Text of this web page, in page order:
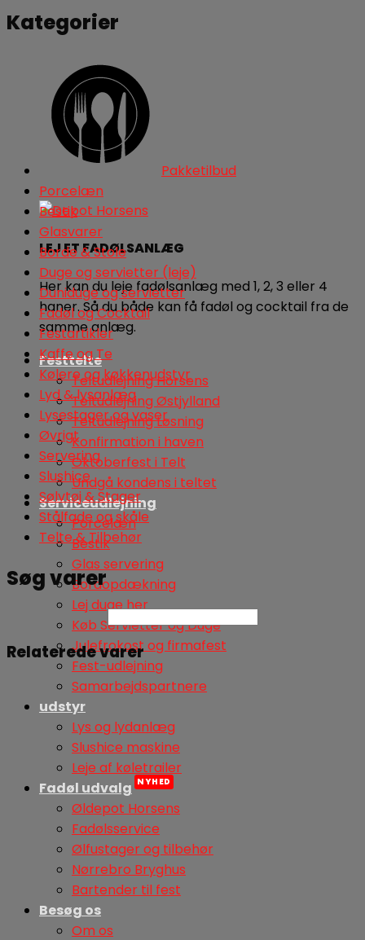
LEJ ET FADØLSANLÆG
Her kan du leje fadølsanlæg med 1, 2, 3 eller 4
haner. Så du både kan få fadøl og cocktail fra de
samme anlæg.
Festtelte
Teltudlejning Horsens
Teltudlejning Østjylland
Teltudlejning Løsning
Konfirmation i haven
Oktoberfest i Telt
Undgå kondens i teltet
Serviceudlejning
Porcelæn
Bestik
Glas servering
Bordopdækning
Lej duge her
Køb Servietter og Duge
Julefrokost og firmafest
Fest-udlejning
Samarbejdspartnere
udstyr
Lys og lydanlæg
Slushice maskine
Leje af køletrailer
Fadøl udvalg
Øldepot Horsens
Fadølsservice
Ølfustager og tilbehør
Nørrebro Bryghus
Bartender til fest
Besøg os
Om os
Kategorier
Pakketilbud
Porcelæn
Bestik
Glasvarer
Borde & Stole
Duge og servietter (leje)
Duniduge og servietter
Fadøl og Cocktail
Festartikler
Kaffe og Te
Kølere og køkkenudstyr
Lyd & lysanlæg
Lysestager og vaser
Øvrigt
Servering
Slushice
Sølvtøj & Stager
Stålfade og skåle
Telte & Tilbehør
Søg varer
Relaterede varer